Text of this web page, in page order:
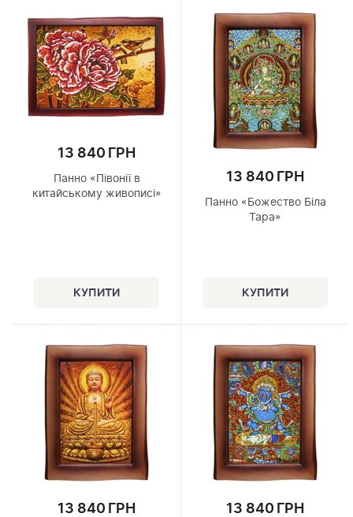
13 840 ГРН
Панно «Півонії в
китайському живописі»
13 840 ГРН
Панно «Божество Біла
Тара»
13 840 ГРН 13 840 ГРН